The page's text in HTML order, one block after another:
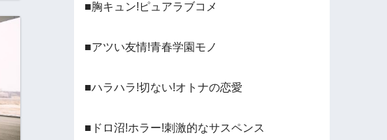
■胸キュン!ピュアラブコメ
■アツい友情!青春学園モノ
■ハラハラ!切ない!オトナの恋愛
■ドロ沼!ホラー!刺激的なサスペンス